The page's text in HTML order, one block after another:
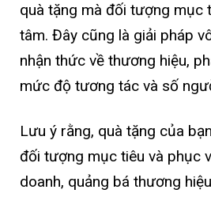
quà tặng mà đối tượng mục
tâm. Đây cũng là giải pháp
nhận thức về thương hiệu,
mức độ tương tác và số
Lưu ý rằng, quà tặng của
đối tượng mục tiêu và phục
doanh, quảng bá thương